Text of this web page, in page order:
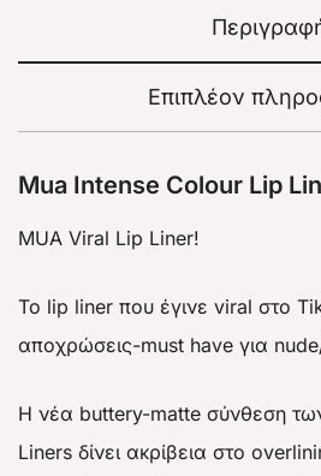
Επιπλέον
Mua Intense Colour Lip
MUA Viral Lip Liner!
Το lip liner που έγινε viral στο
αποχρώσεις-must have για
Η νέα buttery-matte σύνθεση
Liners δίνει ακρίβεια στο